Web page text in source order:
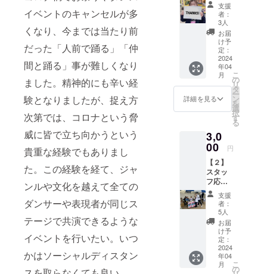
イベントのキャンセルが多
くなり、今までは当たり前
だった「人前で踊る」「仲
間と踊る」事が難しくなり
ました。精神的にも辛い経
験となりましたが、捉え方
次第では、コロナという脅
威に皆で立ち向かうという
貴重な経験でもありまし
た。この経験を経て、ジャ
ンルや文化を越えて全ての
ダンサーや表現者が同じス
テージで共演できるような
イベントを行いたい。いつ
かはソーシャルディスタン
リター
ンはお
礼の
メー
ル。シ
ンプル
にイベ
ントを
応援し
ていた
だける
方への
となっ
ており
ます。
支援い
ただい
た方全
員のお
名前を
ホーム
ページ
に掲載
させて
いただ
きま
す。
支援
者：
3人
お届
け予
定：
2024
年04
月
詳細を見る
こ
の
リ
タ
ー
ン
を
選
択
す
る
3,0
00 円
【２】
スタッ
フ応援
プラン
当日運
営して
いるス
タッフ
さんに
差し入
れでき
るプラ
支援
者：
5人
お届
け予
定：
2024
年04
月
こ
の